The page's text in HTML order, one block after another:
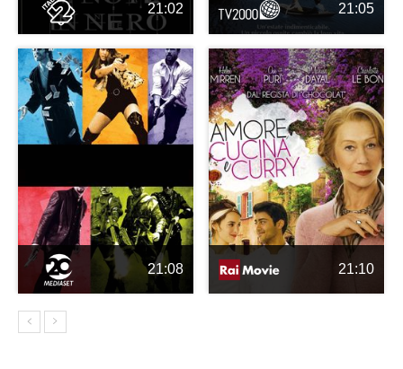
21:02 21:05
21:08 21:10